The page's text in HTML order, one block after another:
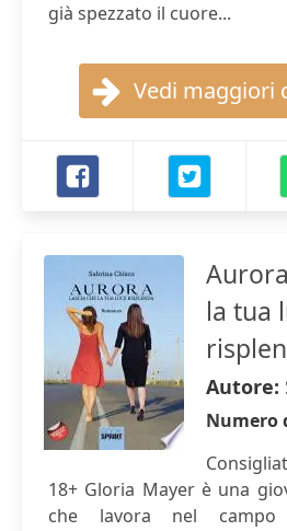
già spezzato il cuore...
Vedi maggiori
la tua
Autore:
Numero
18+ Gloria Mayer è una
che lavora nel